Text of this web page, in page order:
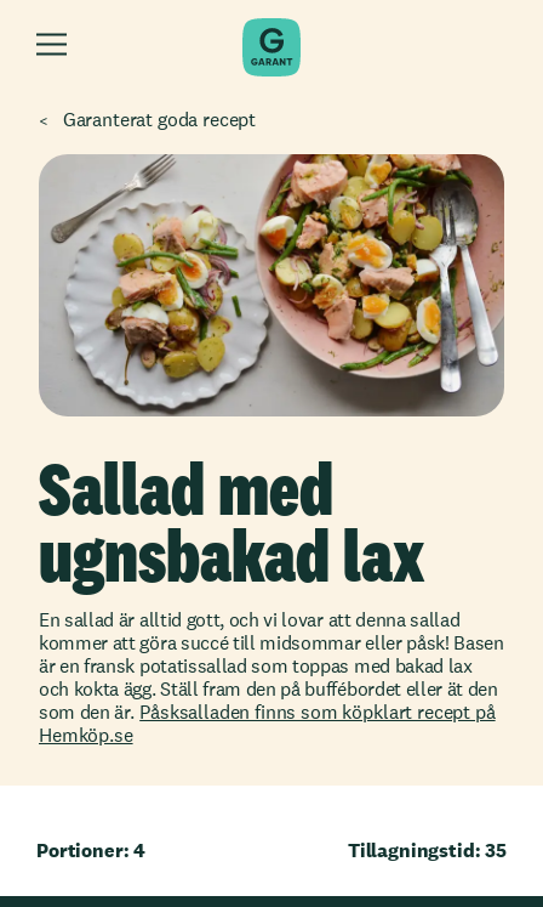
Garanterat goda recept
Sallad med
ugnsbakad lax
En sallad är alltid gott, och vi lovar att denna sallad
kommer att göra succé till midsommar eller påsk! Basen
är en fransk potatissallad som toppas med bakad lax
och kokta ägg. Ställ fram den på buffébordet eller ät den
som den är. Påsksalladen finns som köpklart recept på
Hemköp.se
Portioner: 4 Tillagningstid: 35